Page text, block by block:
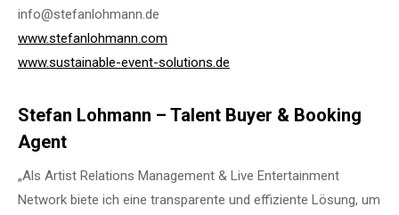
info@stefanlohmann.de
www.stefanlohmann.com
www.sustainable-event-solutions.de
Stefan Lohmann – Talent Buyer & Booking
Agent
„Als Artist Relations Management & Live Entertainment
Network biete ich eine transparente und effiziente Lösung, um